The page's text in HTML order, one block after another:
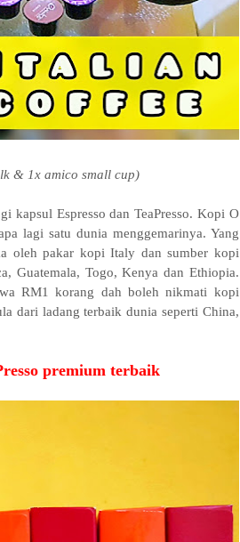
& 1x amico small cup)
kapsul Espresso dan TeaPresso. Kopi O
lagi satu dunia menggemarinya. Yang
oleh pakar kopi Italy dan sumber kopi
Guatemala, Togo, Kenya dan Ethiopia.
RM1 korang dah boleh nikmati kopi
dari ladang terbaik dunia seperti China,
premium terbaik